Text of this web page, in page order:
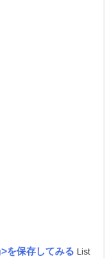
保存してみる List